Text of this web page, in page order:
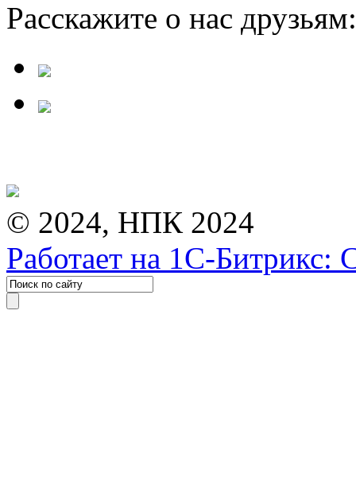
Расскажите о нас друзьям:
© 2024, НПК 2024
Работает на 1С-Битрикс: